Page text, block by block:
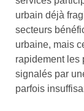
urbain déjà
secteurs
urbaine, mais
rapidement les
signalés par
parfois